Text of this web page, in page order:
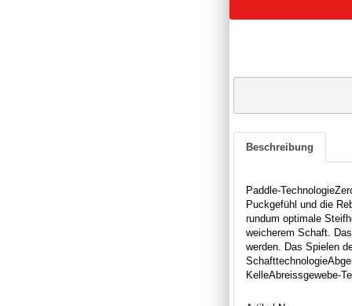
Beschreibung
Paddle-
Puckgefühl und die
rundum optimale
weicherem Schaft.
werden. Das Spielen
KelleAbreissgewebe-